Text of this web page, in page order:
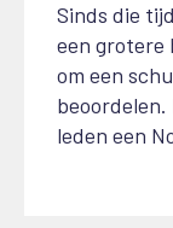
Sinds die
een grotere
om een
leden een